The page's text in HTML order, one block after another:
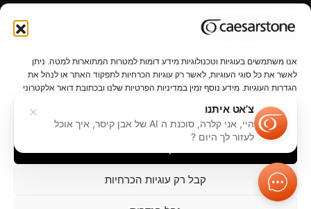
אנו משתמשים בעוגיות וטכנולוגיות מידע דומות למטרות המתוארות למטה. ניתן
לאשר את כל סוגי העוגיות, לאשר רק עוגיות הכרחיות לתפקוד האתר או לנהל את
הגדרות העוגיות. מידע נוסף זמין במדיניות הפרטיות שלנו ובכתובת דואר אלקטרוני
קבל רק עוגיות הכרחיות
אחריות לכל החיים
פרטיות נהל הגדרות פרטיות נגישות קשרי משקיעים
צ’אט איתנו
היי, אני קלרה, סוכנת ה AI של אבן קיסר, איך אוכל
לעזור לך היום ?